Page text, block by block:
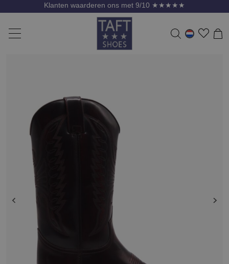
Klanten waarderen ons met 9/10 ★★★★★